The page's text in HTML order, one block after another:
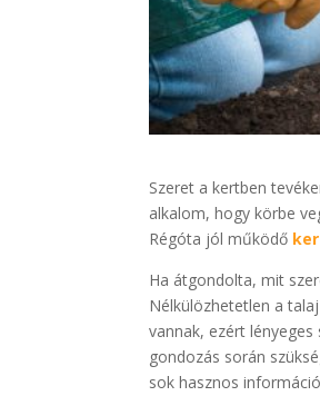
Szeret a kertben
alkalom, hogy körbe
Régóta jól működő
Ha átgondolta, mit
Nélkülözhetetlen a
vannak, ezért
gondozás során
sok hasznos